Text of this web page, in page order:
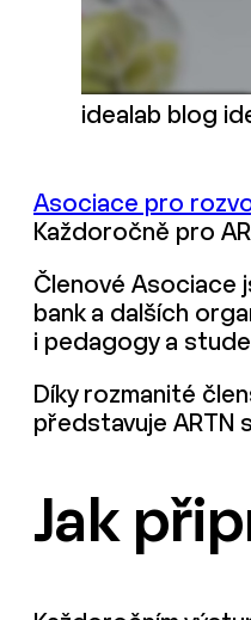
idealab blog
Asociace pro
Každoročně pro
Členové Asociace
bank a dalších
i pedagogy a
Díky rozmanité
představuje ARTN
Jak